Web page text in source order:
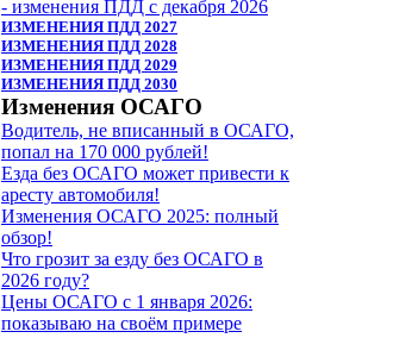
- изменения ПДД с декабря 2026
ИЗМЕНЕНИЯ ПДД 2027
ИЗМЕНЕНИЯ ПДД 2028
ИЗМЕНЕНИЯ ПДД 2029
ИЗМЕНЕНИЯ ПДД 2030
Изменения ОСАГО
Водитель, не вписанный в ОСАГО,
попал на 170 000 рублей!
Езда без ОСАГО может привести к
аресту автомобиля!
Изменения ОСАГО 2025: полный
обзор!
Что грозит за езду без ОСАГО в
2026 году?
Цены ОСАГО с 1 января 2026:
показываю на своём примере